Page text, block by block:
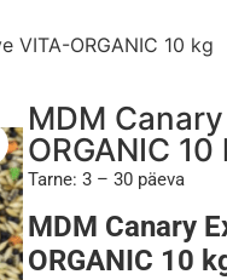
VITA-ORGANIC 10 kg
MDM
ORGANIC 10
Tarne: 3 – 30 päeva
MDM Canary
ORGANIC 10